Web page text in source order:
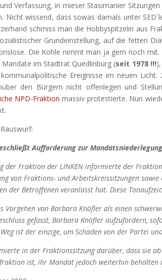
Verfassung, in mieser Stasimanier
Nicht wissend, dass sowas damals unter
schmiss man die Hobbyspitzelin aus
Grundeinstellung, auf die fetten
Die Kohle nimmt man ja gern noch
im Stadtrat Quedlinburg (seit 1978 !!!
Ereignisse im neuen
den Bürgern nicht offenlegen und
NPD-Fraktion massiv protestierte. Nun
Aufforderung zur
der Fraktion der LINKEN informierte der
von Fraktions- und Arbeitskreissitzungen
der Betroffenen veranlasst hat. Diese
Vorgehen von Barbara Knöfler als einen
gefasst, Barbara Knöfler aufzufordern,
ist der einzige, um Schaden von der Partei
in der Fraktionssitzung darüber, dass sie
ist, ihr Mandat jedoch weiterhin behalten